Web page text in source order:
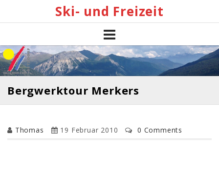
Ski- und Freizeit
Bergwerktour Merkers
Thomas 19 Februar 2010 0 Comments